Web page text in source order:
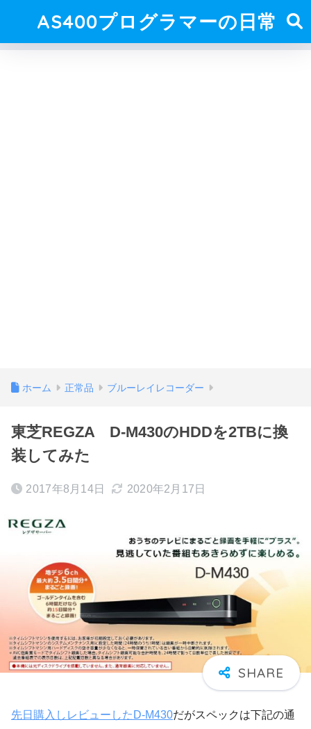
AS400プログラマーの日常
ホーム 正常品 ブルーレイレコーダー
東芝REGZA D-M430のHDDを2TBに換
装してみた
2017年8月14日 2020年2月17日
先日購入しレビューしたD-M430だがスペックは下記の通